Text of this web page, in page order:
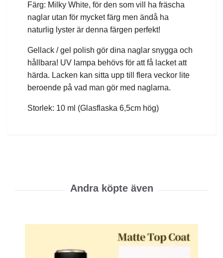
Färg: Milky White, för den som vill ha fräscha
naglar utan för mycket färg men ändå ha
naturlig lyster är denna färgen perfekt!
Gellack / gel polish gör dina naglar snygga och
hållbara! UV lampa behövs för att få lacket att
härda. Lacken kan sitta upp till flera veckor lite
beroende på vad man gör med naglarna.
Storlek: 10 ml (Glasflaska 6,5cm hög)